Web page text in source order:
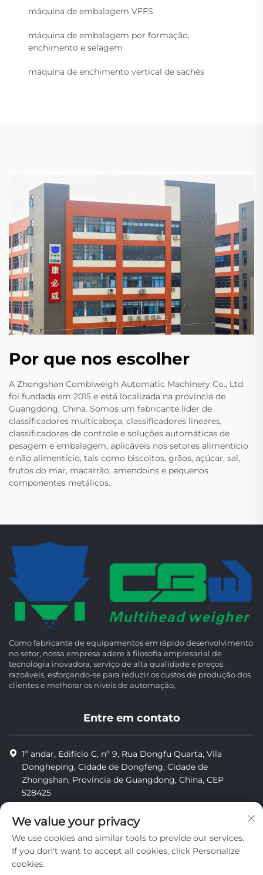
máquina de embalagem VFFS
máquina de embalagem por formação,
enchimento e selagem
máquina de enchimento vertical de sachês
Por que nos escolher
A Zhongshan Combiweigh Automatic Machinery Co., Ltd.
foi fundada em 2015 e está localizada na província de
Guangdong, China. Somos um fabricante líder de
classificadores multicabeça, classificadores lineares,
classificadores de controle e soluções automáticas de
pesagem e embalagem, aplicáveis nos setores alimentício
e não alimentício, tais como biscoitos, grãos, açúcar, sal,
frutos do mar, macarrão, amendoins e pequenos
componentes metálicos.
Como fabricante de equipamentos em rápido desenvolvimento
no setor, nossa empresa adere à filosofia empresarial de
tecnologia inovadora, serviço de alta qualidade e preços
razoáveis, esforçando-se para reduzir os custos de produção dos
clientes e melhorar os níveis de automação,
Entre em contato
1º andar, Edifício C, nº 9, Rua Dongfu Quarta, Vila
Dongheping, Cidade de Dongfeng, Cidade de
Zhongshan, Província de Guangdong, China, CEP
528425
[email protected]
We value your privacy
We use cookies and similar tools to provide our services.
If you don't want to accept all cookies, click Personalize
cookies.